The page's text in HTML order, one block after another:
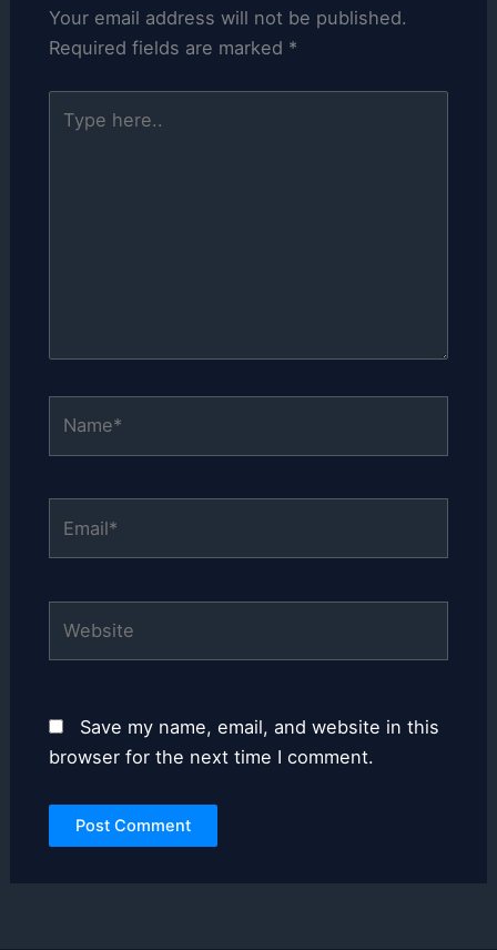
Your email address will not be published.
Required fields are marked *
here..
Save my name, email, and website in this
browser for the next time I comment.